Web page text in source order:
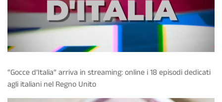
“Gocce d’Italia” arriva in streaming: online i 18 episodi dedicati
agli italiani nel Regno Unito